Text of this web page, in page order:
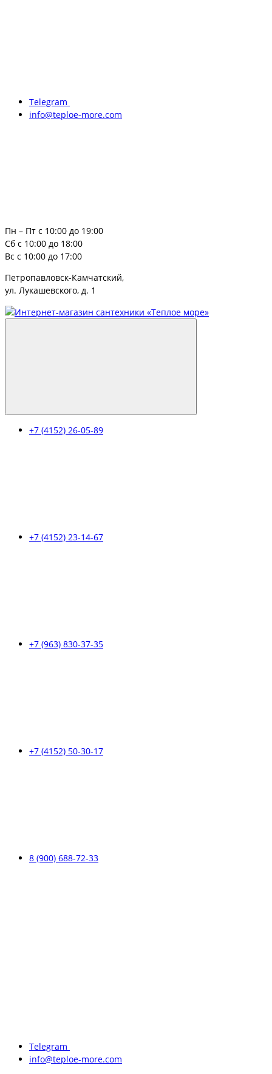
Telegram
info@teploe-more.com
Пн – Пт с 10:00 до 19:00
Сб с 10:00 до 18:00
Вс с 10:00 до 17:00
Петропавловск-Камчатский,
ул. Лукашевского, д. 1
+7 (4152) 26-05-89
+7 (4152) 23-14-67
+7 (963) 830-37-35
+7 (4152) 50-30-17
8 (900) 688-72-33
Telegram
info@teploe-more.com